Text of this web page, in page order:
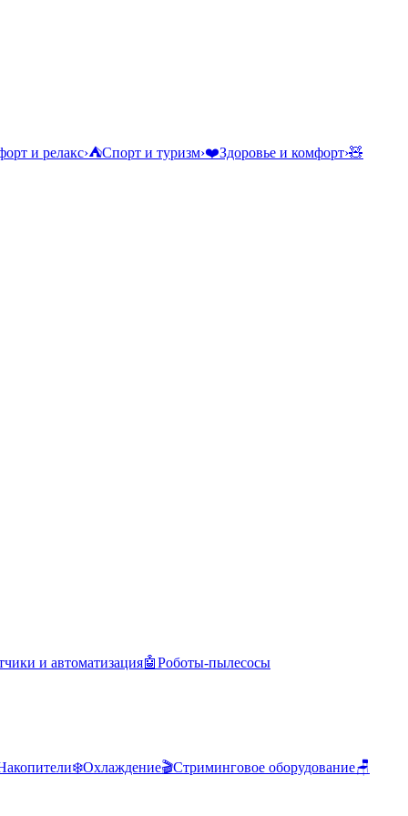
и релакс›⛺Спорт и туризм›❤️Здоровье и комфорт›🧸
и автоматизация🤖Роботы-пылесосы
❄️Охлаждение🎬Стриминговое оборудование🪑